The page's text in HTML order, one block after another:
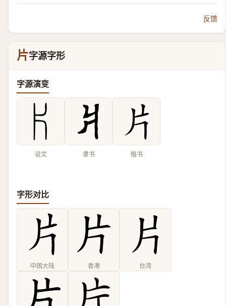
反馈
片字源字形
字源演变
说文 隶书 楷书
字形对比
中国大陆 香港 台湾